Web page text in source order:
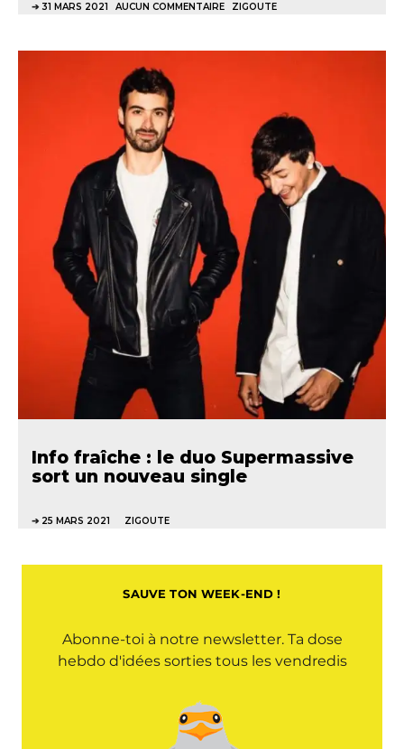
31 MARS 2021 AUCUN COMMENTAIRE ZIGOUTE
Info fraîche : le duo Supermassive
sort un nouveau single
25 MARS 2021 ZIGOUTE
SAUVE TON WEEK-END !
Abonne-toi à notre newsletter. Ta dose
hebdo d'idées sorties tous les vendredis